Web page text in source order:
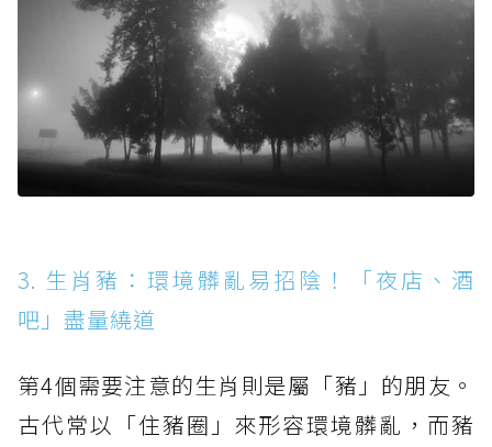
3. 生肖豬：環境髒亂易招陰！「夜店、酒
吧」盡量繞道
第4個需要注意的生肖則是屬「豬」的朋友。
古代常以「住豬圈」來形容環境髒亂，而豬